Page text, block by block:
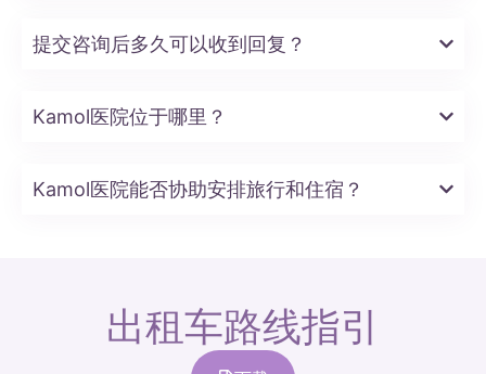
提交咨询后多久可以收到回复？
Kamol医院位于哪里？
Kamol医院能否协助安排旅行和住宿？
出租车路线指引